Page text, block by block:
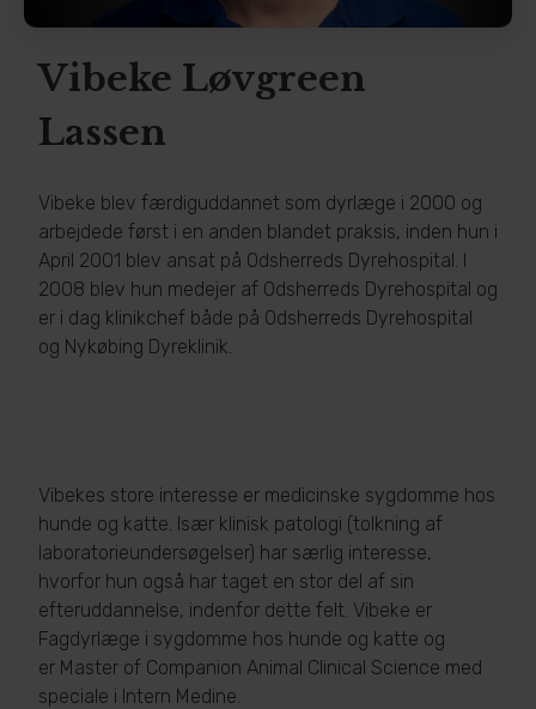
Vibeke Løvgreen
Lassen
Vibeke blev færdiguddannet som dyrlæge i 2000 og
arbejdede først i en anden blandet praksis, inden hun i
April 2001 blev ansat på Odsherreds Dyrehospital. I
2008 blev hun medejer af Odsherreds Dyrehospital og
er i dag klinikchef både på Odsherreds Dyrehospital
og Nykøbing Dyreklinik.
Vibekes store interesse er medicinske sygdomme hos
hunde og katte. Især klinisk patologi (tolkning af
laboratorieundersøgelser) har særlig interesse,
hvorfor hun også har taget en stor del af sin
efteruddannelse, indenfor dette felt. Vibeke er
Fagdyrlæge i sygdomme hos hunde og katte og
er Master of Companion Animal Clinical Science med
speciale i Intern Medine.